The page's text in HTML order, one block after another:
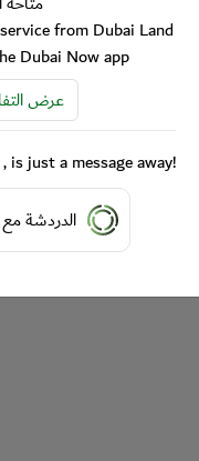
from Dubai Land
Dubai Now app
عرض
, is just a message away!
الدردشة